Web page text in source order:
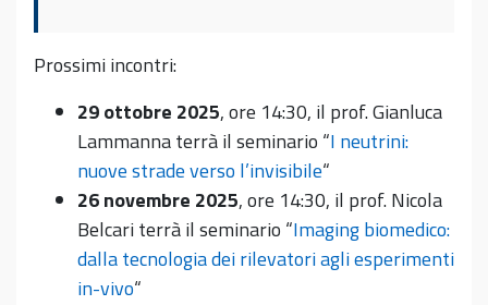
Prossimi incontri:
29 ottobre 2025, ore 14:30, il prof. Gianluca
Lammanna terrà il seminario “I neutrini:
nuove strade verso l’invisibile“
26 novembre 2025, ore 14:30, il prof. Nicola
Belcari terrà il seminario “Imaging biomedico:
dalla tecnologia dei rilevatori agli esperimenti
in-vivo“